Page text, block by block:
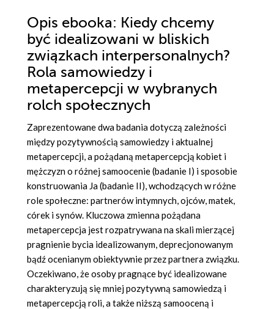
Opis ebooka: Kiedy chcemy
być idealizowani w bliskich
związkach interpersonalnych?
Rola samowiedzy i
metapercepcji w wybranych
rolch społecznych
Zaprezentowane dwa badania dotyczą zależności
między pozytywnością samowiedzy i aktualnej
metapercepcji, a pożądaną metapercepcją kobiet i
mężczyzn o różnej samoocenie (badanie I) i sposobie
konstruowania Ja (badanie II), wchodzących w różne
role społeczne: partnerów intymnych, ojców, matek,
córek i synów. Kluczowa zmienna pożądana
metapercepcja jest rozpatrywana na skali mierzącej
pragnienie bycia idealizowanym, deprecjonowanym
bądź ocenianym obiektywnie przez partnera związku.
Oczekiwano, że osoby pragnące być idealizowane
charakteryzują się mniej pozytywną samowiedzą i
metapercepcją roli, a także niższą samooceną i